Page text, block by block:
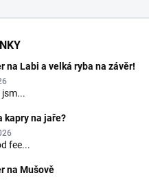
na Labi a velká ryba na závěr!
jsm...
kapry na jaře?
fee...
na Mušově